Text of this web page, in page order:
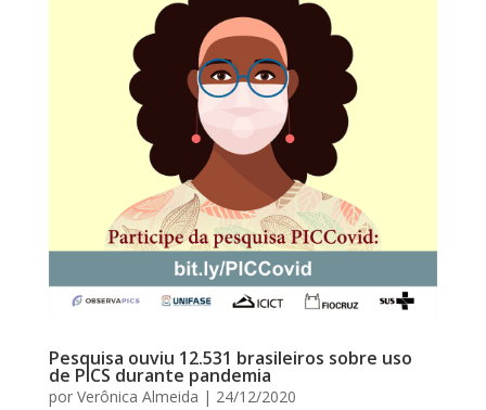
Pesquisa ouviu 12.531 brasileiros sobre uso
de PICS durante pandemia
por Verônica Almeida | 24/12/2020